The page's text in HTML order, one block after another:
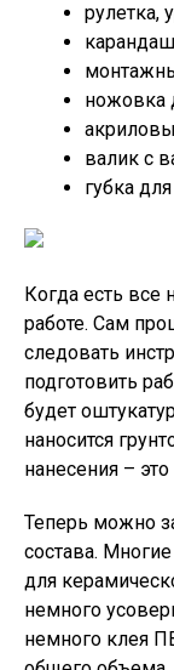
рулетка,
ножовка
валик с
губка
Когда есть все
работе. Сам
следовать
подготовить
будет
наносится
нанесения –
Теперь можно
состава.
для
немного
немного клея